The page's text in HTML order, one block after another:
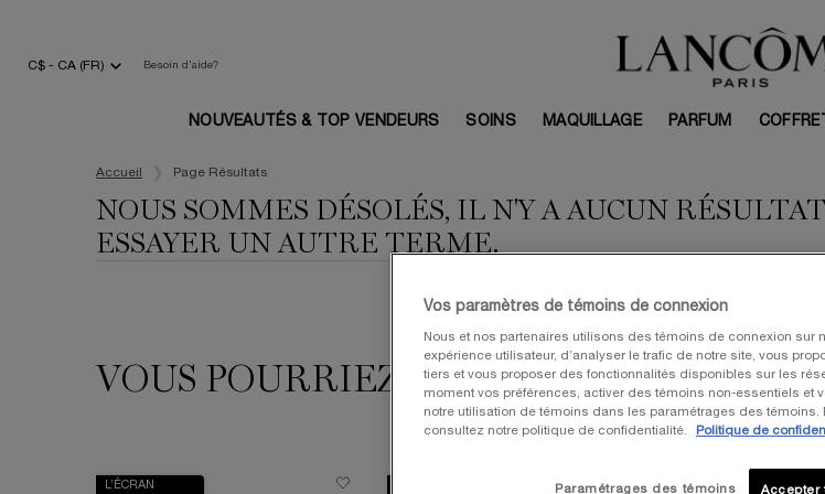
C$ - CA (FR) Besoin d'aide?
NOUVEAUTÉS & TOP VENDEURS SOINS MAQUILLAGE PARFUM
Accueil
Page Résultats
NOUS SOMMES DÉSOLÉS, IL N'Y A AUCUN
ESSAYER UN AUTRE TERME.
VOUS POURRIEZ AUSSI AIMER
L’ÉCRAN
VALEUR: 367 $
Vos paramètres de témoins de connexion
Nous et nos partenaires utilisons des témoins de connexion sur
expérience utilisateur, d’analyser le trafic de notre site, vous
tiers et vous proposer des fonctionnalités disponibles sur les
moment vos préférences, activer des témoins non-essentiels et
notre utilisation de témoins dans les paramétrages des témoins.
consultez notre politique de confidentialité.
Politique de
Accepter
Paramétrages des témoins